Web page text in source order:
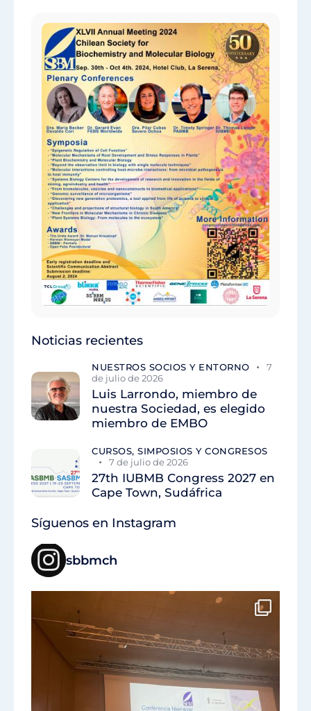
Noticias recientes
NUESTROS SOCIOS Y ENTORNO
7
de julio de 2026
Luis Larrondo, miembro de
nuestra Sociedad, es elegido
miembro de EMBO
CURSOS, SIMPOSIOS Y CONGRESOS
7 de julio de 2026
27th IUBMB Congress 2027 en
Cape Town, Sudáfrica
Síguenos en Instagram
sbbmch